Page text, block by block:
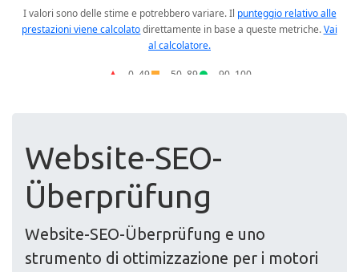
Website-SEO-
Überprüfung
Website-SEO-Überprüfung e uno
strumento di ottimizzazione per i motori